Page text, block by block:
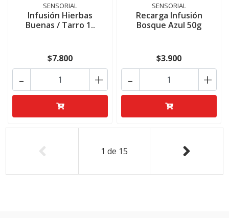
SENSORIAL
Infusión Hierbas
Buenas / Tarro 1..
$7.800
+
-
SENSORIAL
Recarga Infusión
Bosque Azul 50g
$3.900
+
-
1 de 15